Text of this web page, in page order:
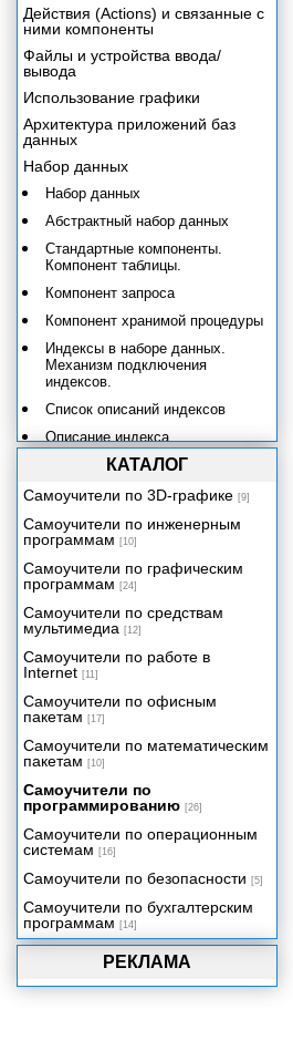
РЕКЛАМА
Действия (Actions) и связанные с
ними компоненты
Файлы и устройства ввода/
вывода
Использование графики
Архитектура приложений баз
данных
Набор данных
Набор данных
Абстрактный набор данных
Стандартные компоненты.
Компонент таблицы.
Компонент запроса
Компонент хранимой процедуры
Индексы в наборе данных.
Механизм подключения
индексов.
Список описаний индексов
Описание индекса.
Использование описаний
индексов.
Параметры запросов и
Класс TParams
Класс TParam
Состояния набора данных
Поля и типы данных
Механизмы управления данными
Компоненты отображения
данных
Процессор баз данных Borland
Database Engine
Технология dbExpress
Сервер баз данных InterBase и
компоненты InterBase Express
Использование ADO средствами
Delphi
Технология DataSnap.
Сервер приложения
Клиент многозвенного
распределенного приложения
Компоненты Rave Reports и
КАТАЛОГ
Самоучители по 3D-графике [9]
Самоучители по инженерным
программам [10]
Самоучители по графическим
программам [24]
Самоучители по средствам
мультимедиа [12]
Самоучители по работе в
Internet [11]
Самоучители по офисным
пакетам [17]
Самоучители по математическим
пакетам [10]
Самоучители по
программированию [26]
Самоучители по операционным
системам [16]
Самоучители по безопасности [5]
Самоучители по бухгалтерским
программам [14]